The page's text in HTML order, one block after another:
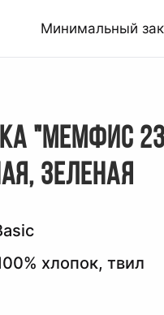
Минимальный
"МЕМФИС
ЗЕЛЕНАЯ
хлопок, твил